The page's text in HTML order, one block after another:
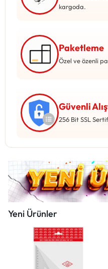
kargoda.
Paketleme
Özel ve özenli
Güvenli
256 Bit SSL
Yeni Ürünler